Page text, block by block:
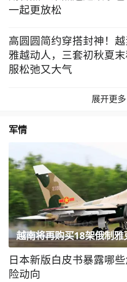
一起更放松
高圆圆简约穿搭封神！
雅越动人，三套初秋夏
服松弛又大气
展开更多
军情
越南将再购买18架俄制
日本新版白皮书暴露哪
险动向